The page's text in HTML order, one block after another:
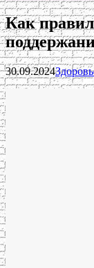
Как
30.09.2024